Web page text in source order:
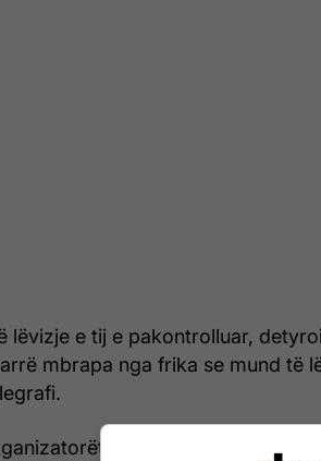
lëvizje e tij e pakontrolluar,
mbrapa nga frika se mund të
e eventit e kanë